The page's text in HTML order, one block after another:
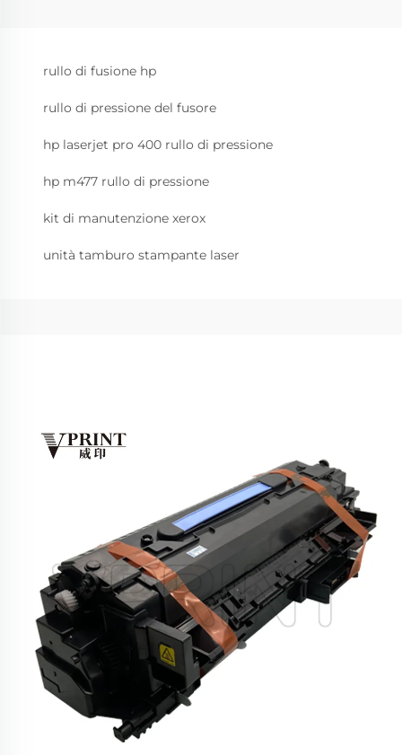
rullo di fusione hp
rullo di pressione del fusore
hp laserjet pro 400 rullo di pressione
hp m477 rullo di pressione
kit di manutenzione xerox
unità tamburo stampante laser